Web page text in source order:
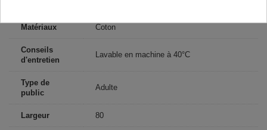
Matériaux Coton
Conseils
d'entretien
Lavable en machine à 40°C
Type de
public
Adulte
Largeur 80